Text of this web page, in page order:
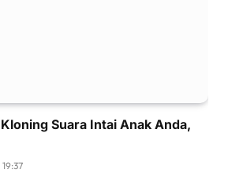
Suara Intai Anak Anda,